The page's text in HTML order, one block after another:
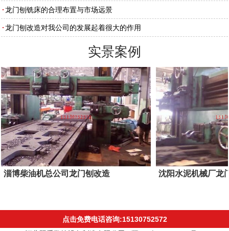
龙门刨铣床的合理布置与市场远景
龙门刨改造对我公司的发展起着很大的作用
实景案例
淄博柴油机总公司龙门刨改造 沈阳水泥机械厂龙
点击免费电话咨询:15130752572